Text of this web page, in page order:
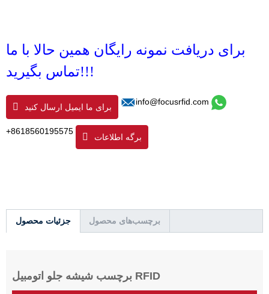
برای دریافت نمونه رایگان همین حالا با ما
تماس بگیرید!!!
برای ما ایمیل ارسال کنید
info@focusrfid.com
+8618560195575‎
برگه اطلاعات
جزئیات محصول برچسب‌های محصول
برچسب شیشه جلو اتومبیل RFID